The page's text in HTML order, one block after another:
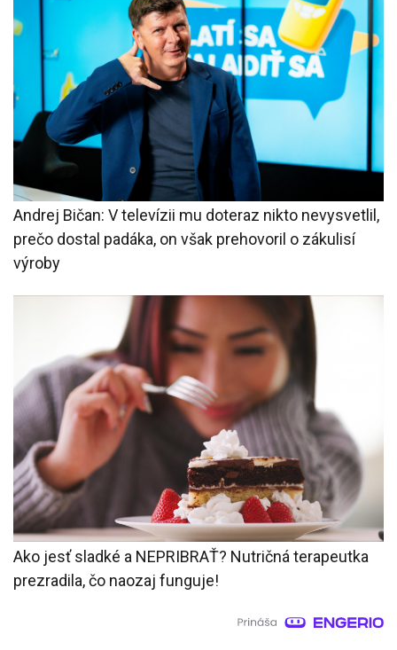
Andrej Bičan: V televízii mu doteraz nikto nevysvetlil,
prečo dostal padáka, on však prehovoril o zákulisí
výroby
Ako jesť sladké a NEPRIBRAŤ? Nutričná terapeutka
prezradila, čo naozaj funguje!